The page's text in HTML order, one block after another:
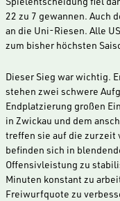
22 zu 7 gewannen. Auch
an die Uni-Riesen. Alle
zum bisher höchsten
Dieser Sieg war wichtig.
stehen zwei schwere
Endplatzierung großen
in Zwickau und dem
treffen sie auf die zurzeit
befinden sich in
Offensivleistung zu
Minuten konstant zu
Freiwurfquote zu